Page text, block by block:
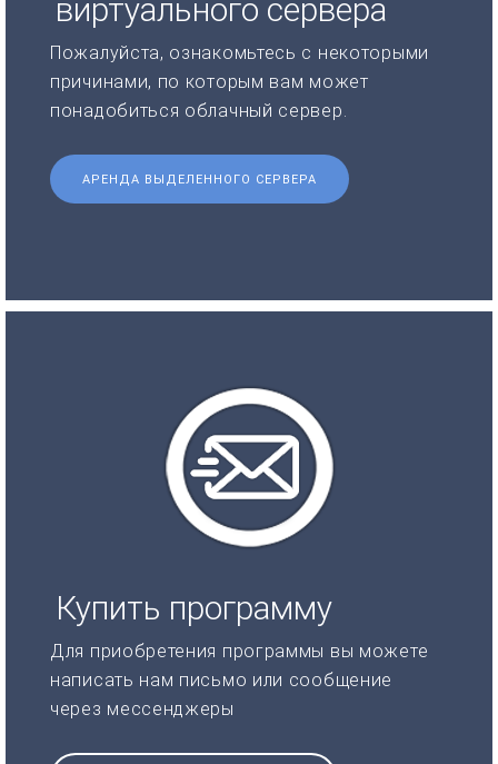
виртуального сервера
Пожалуйста, ознакомьтесь с некоторыми
причинами, по которым вам может
понадобиться облачный сервер.
АРЕНДА ВЫДЕЛЕННОГО СЕРВЕРА
Купить программу
Для приобретения программы вы можете
написать нам письмо или сообщение
через мессенджеры